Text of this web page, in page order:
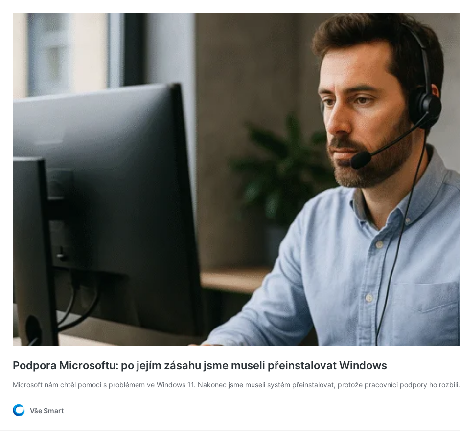
Podpora Microsoftu: po jejím zásahu jsme museli přeinstalovat Windows
Microsoft nám chtěl pomoci s problémem ve Windows 11. Nakonec jsme museli systém přeinstalovat, protože pracovníci podpory ho rozbili.
Vše Smart